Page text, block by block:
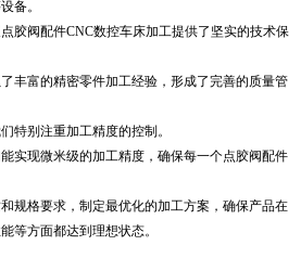
备。
胶阀配件CNC数控车床加工提供了坚实的技术保
丰富的精密零件加工经验，形成了完善的质量管
特别注重加工精度的控制。
实现微米级的加工精度，确保每一个点胶阀配件
规格要求，制定最优化的加工方案，确保产品在
等方面都达到理想状态。